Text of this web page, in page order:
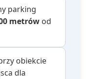
parking
metrów od
obiekcie
dla